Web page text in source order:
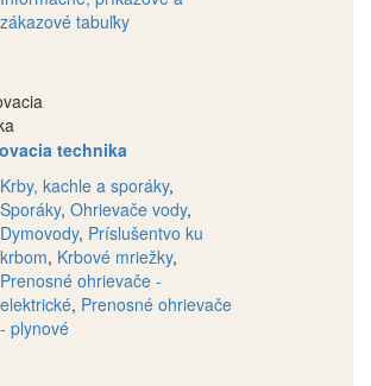
zákazové tabuľky
technika
Krby, kachle a sporáky,
Sporáky, Ohrievače vody,
Dymovody, Príslušentvo ku
krbom, Krbové mriežky,
Prenosné ohrievače -
elektrické, Prenosné ohrievače
- plynové